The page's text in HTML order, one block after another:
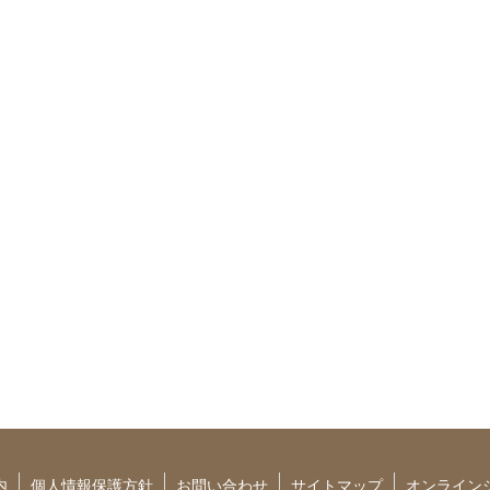
個人情報保護方針 お問い合わせ サイトマップ オンライン